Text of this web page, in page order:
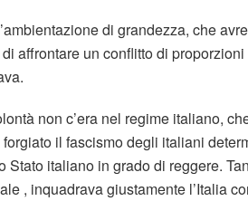
di grandezza, che
affrontare un conflitto di
non c’era nel regime italiano,
il fascismo degli italiani
Stato italiano in grado di reggere.
, inquadrava giustamente l’Italia